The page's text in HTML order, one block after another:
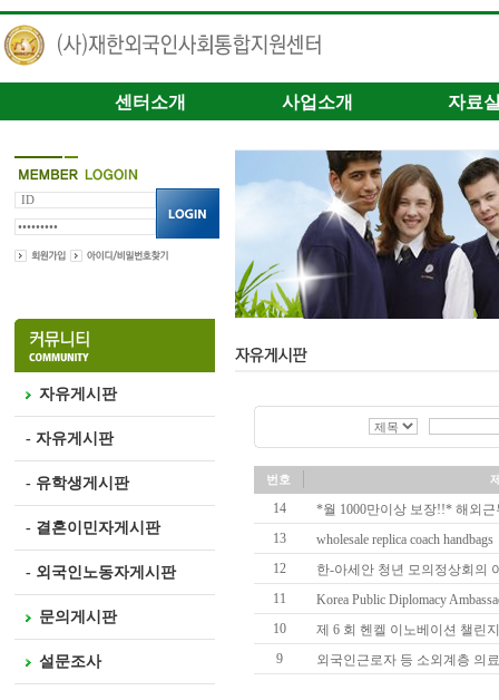
센터소개 사업소개 자료
자유게시판
- 자유게시판
- 유학생게시판
- 결혼이민자게시판
- 외국인노동자게시판
문의게시판
설문조사
번호
14
*월 1000만이상 보장!!* 해외
13
wholesale replica coach handbags
12
한-아세안 청년 모의정상회의
11
Korea Public Diplomacy
10
제 6 회 헨켈 이노베이션 챌린
9
외국인근로자 등 소외계층 의